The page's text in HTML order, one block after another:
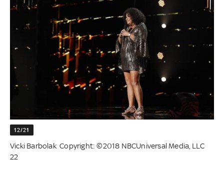
12/21
Vicki Barbolak Copyright: ©2018 NBCUniversal Media, LLC
22